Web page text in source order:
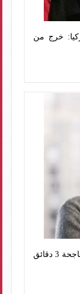
خرج من
أهم أسباب الذكاء الإجتماعي.. إجراء محادثة ناجحة 3 دقائق